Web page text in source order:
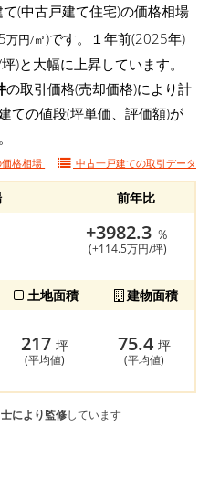
(中古戸建て住宅)の価格相場
万円/㎡)です。１年前(2025年)
)と大幅に上昇しています。
の取引価格(売却価格)により計
ての値段(坪単価、評価額)が
格相場 中古一戸建ての取引データ
前年比
+3982.3 ％
(+114.5万円/坪)
土地面積 建物面積
217 坪
(平均値)
75.4坪
(平均値)
により監修しています